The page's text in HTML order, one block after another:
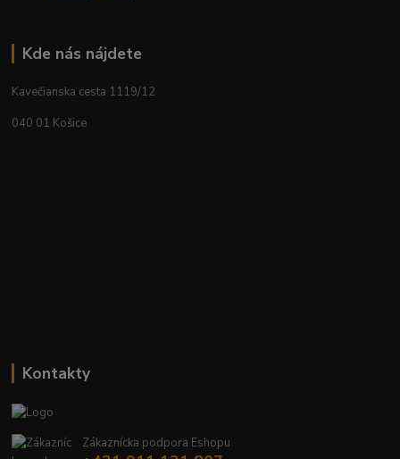
Kde nás nájdete
Kavečianska cesta 1119/12
040 01 Košice
Kontakty
Zákaznícka podpora Eshopu